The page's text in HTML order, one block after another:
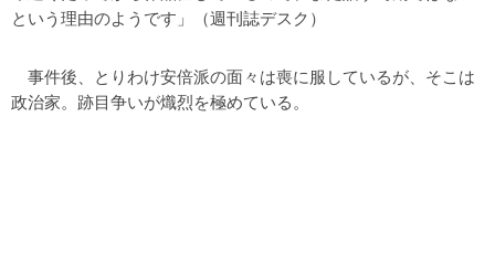
という理由のようです」（週刊誌デスク）
事件後、とりわけ安倍派の面々は喪に服しているが、そこは
政治家。跡目争いが熾烈を極めている。